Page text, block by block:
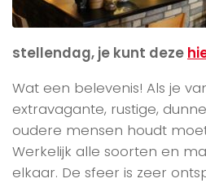
stellendag, je kunt deze
Wat een belevenis! Als je
extravagante, rustige,
oudere mensen houdt
Werkelijk alle soorten en
elkaar. De sfeer is zeer